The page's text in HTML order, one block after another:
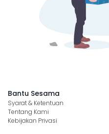
Bantu Sesama
Syarat & Ketentuan
Tentang Kami
Kebijakan Privasi